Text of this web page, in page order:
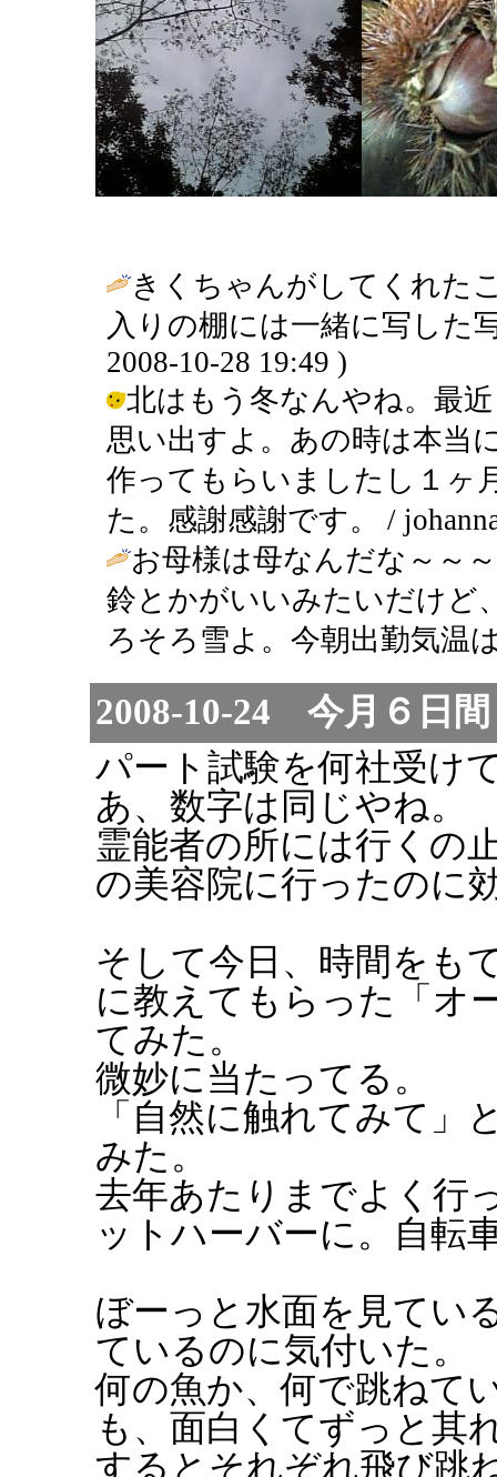
きくちゃんがしてくれた
入りの棚には一緒に写した
2008-10-28 19:49 )
北はもう冬なんやね。最
思い出すよ。あの時は本当
作ってもらいましたし１ヶ
た。感謝感謝です。 /
お母様は母なんだな～～
鈴とかがいいみたいだけど
ろそろ雪よ。今朝出勤気温
2008-10-24 今月６日
パート試験を何社受け
あ、数字は同じやね。
霊能者の所には行くの
の美容院に行ったのに
そして今日、時間をも
に教えてもらった「オ
てみた。
微妙に当たってる。
「自然に触れてみて」
みた。
去年あたりまでよく行
ットハーバーに。自転
ぼーっと水面を見てい
ているのに気付いた。
何の魚か、何で跳ねて
も、面白くてずっと其
するとそれぞれ飛び跳